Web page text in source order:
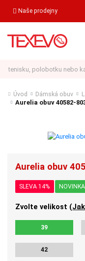
Naše prodejny
Úvod Dámská obuv
Aurelia obuv 40582-
Aurelia obuv
SLEVA 14% NOVINKA
Zvolte velikost (
39
42